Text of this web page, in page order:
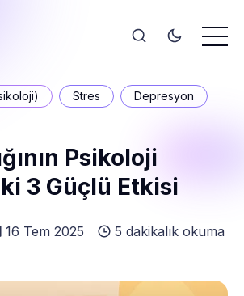
Stres
Depresyon
Psikoloji
3 Güçlü Etkisi
16 Tem 2025 5 dakikalık okuma